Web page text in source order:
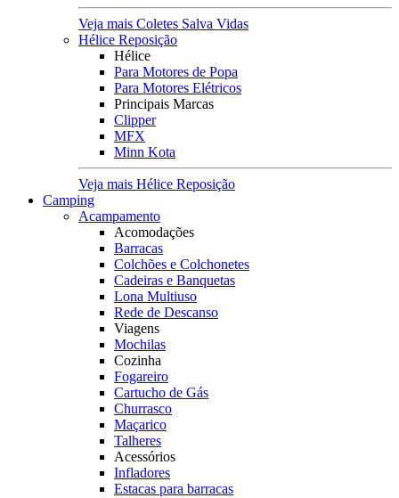
Veja mais Coletes Salva Vidas
Hélice Reposição
Hélice
Para Motores de Popa
Para Motores Elétricos
Principais Marcas
Clipper
MFX
Minn Kota
Veja mais Hélice Reposição
Camping
Acampamento
Acomodações
Barracas
Colchões e Colchonetes
Cadeiras e Banquetas
Lona Multiuso
Rede de Descanso
Viagens
Mochilas
Cozinha
Fogareiro
Cartucho de Gás
Churrasco
Maçarico
Talheres
Acessórios
Infladores
Estacas para barracas